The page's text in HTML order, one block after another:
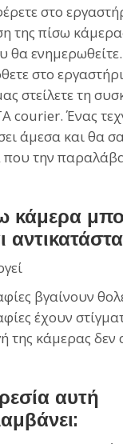
στο
της πίσω
θα
στο
στείλετε τη
courier. Ένας
άμεσα και θα
που την
βγαίνουν
έχουν
της κάμερας δεν
αυτή